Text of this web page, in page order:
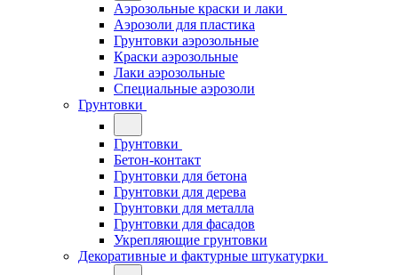
Аэрозольные краски и лаки
Аэрозоли для пластика
Грунтовки аэрозольные
Краски аэрозольные
Лаки аэрозольные
Специальные аэрозоли
Грунтовки
Грунтовки
Бетон-контакт
Грунтовки для бетона
Грунтовки для дерева
Грунтовки для металла
Грунтовки для фасадов
Укрепляющие грунтовки
Декоративные и фактурные штукатурки